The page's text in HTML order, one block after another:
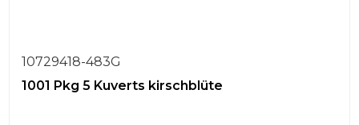
10729418-483G
1001 Pkg 5 Kuverts kirschblüte